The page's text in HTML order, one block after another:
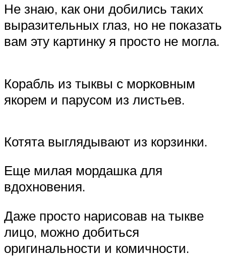
Не знаю, как они добились таких
выразительных глаз, но не показать
вам эту картинку я просто не могла.
Корабль из тыквы с морковным
якорем и парусом из листьев.
Котята выглядывают из корзинки.
Еще милая мордашка для
вдохновения.
Даже просто нарисовав на тыкве
лицо, можно добиться
оригинальности и комичности.